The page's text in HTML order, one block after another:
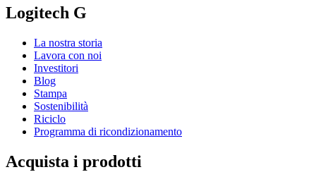
Logitech G
La nostra storia
Lavora con noi
Investitori
Blog
Stampa
Sostenibilità
Riciclo
Programma di ricondizionamento
Acquista i prodotti